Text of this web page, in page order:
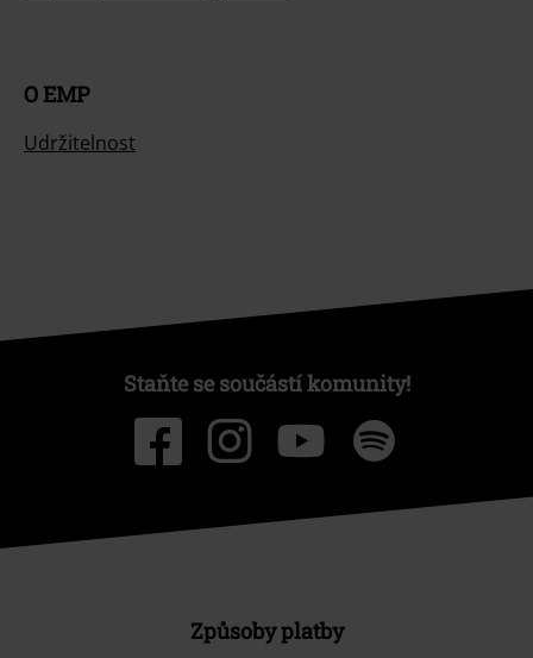
O EMP
Udržitelnost
Staňte se součástí komunity!
Způsoby platby